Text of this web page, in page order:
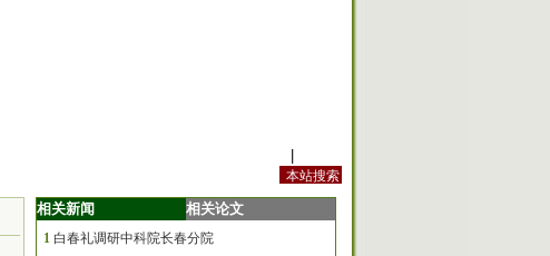
相关新闻 相关论文
1 白春礼调研中科院长春分院